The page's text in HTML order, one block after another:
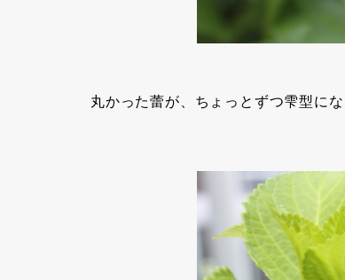
丸かった蕾が、ちょっとずつ雫型に